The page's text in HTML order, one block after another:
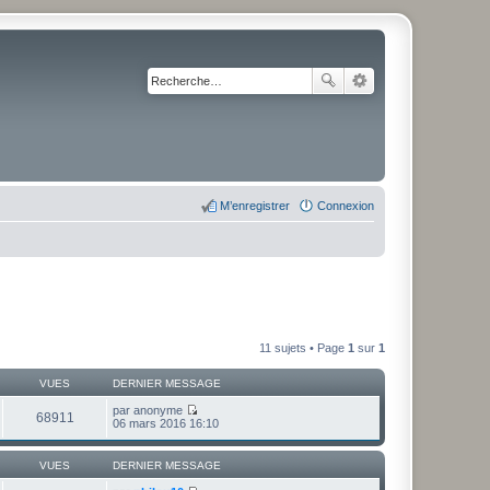
Connexion
M’enregistrer
11 sujets • Page 1 sur 1
VUES DERNIER MESSAGE
68911 par anonyme
V
i
r
l
06 mars 2016 16:10
VUES DERNIER MESSAGE